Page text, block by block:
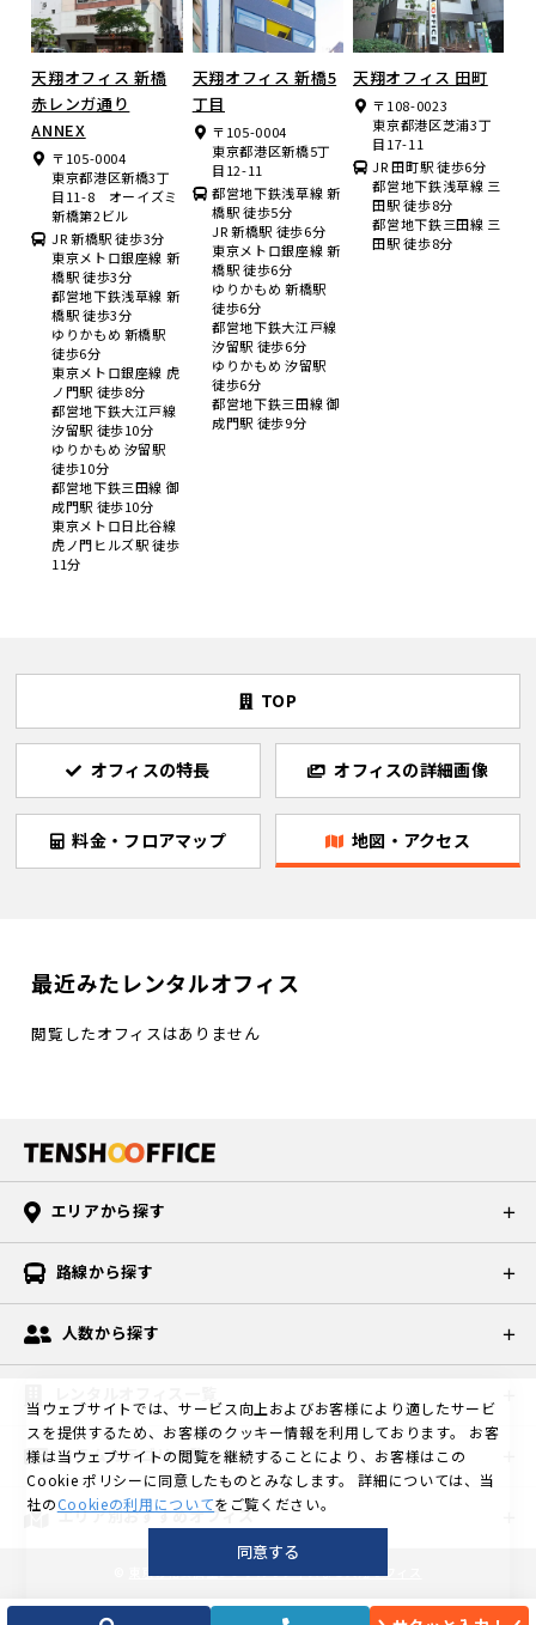
天翔オフィス 新橋
赤レンガ通り
ANNEX
〒105-0004
東京都港区新橋3丁
目11-8 オーイズミ
新橋第2ビル
JR 新橋駅 徒歩3分
東京メトロ銀座線 新
橋駅 徒歩3分
都営地下鉄浅草線 新
橋駅 徒歩3分
ゆりかもめ 新橋駅
徒歩6分
東京メトロ銀座線 虎
ノ門駅 徒歩8分
都営地下鉄大江戸線
汐留駅 徒歩10分
ゆりかもめ 汐留駅
徒歩10分
都営地下鉄三田線 御
成門駅 徒歩10分
東京メトロ日比谷線
虎ノ門ヒルズ駅 徒歩
11分
天翔オフィス 新橋5
丁目
〒105-0004
東京都港区新橋5丁
目12-11
都営地下鉄浅草線 新
橋駅 徒歩5分
JR 新橋駅 徒歩6分
東京メトロ銀座線 新
橋駅 徒歩6分
ゆりかもめ 新橋駅
徒歩6分
都営地下鉄大江戸線
汐留駅 徒歩6分
ゆりかもめ 汐留駅
徒歩6分
都営地下鉄三田線 御
成門駅 徒歩9分
天翔オフィス 田町
〒108-0023
東京都港区芝浦3丁
目17-11
JR 田町駅 徒歩6分
都営地下鉄浅草線 三
田駅 徒歩8分
都営地下鉄三田線 三
田駅 徒歩8分
TOP
オフィスの特長 オフィスの詳細画像
料金・フロアマップ 地図・アクセス
最近みたレンタルオフィス
閲覧したオフィスはありません
エリアから探す
路線から探す
人数から探す
コラムカテゴリ一覧
エリア別おすすめオフィス
東京の格安個室レンタルオフィスなら天翔オフィス
当ウェブサイトでは、サービス向上およびお客様により適したサービ
スを提供するため、お客様のクッキー情報を利用しております。
お客
様は当ウェブサイトの閲覧を継続することにより、お客様はこの
Cookie ポリシーに同意したものとみなします。
詳細については、当
社のCookieの利用についてをご覧ください。
同意する